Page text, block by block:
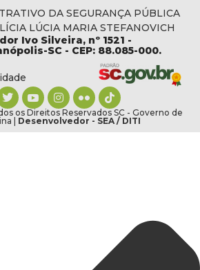
DA SEGURANÇA PÚBLICA
LÚCIA MARIA STEFANOVICH
Ivo Silveira, nº 1521 -
SC - CEP: 88.085-000.
os Direitos Reservados SC - Governo de
| Desenvolvedor - SEA / DITI